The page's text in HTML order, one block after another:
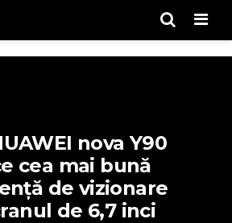
nova Y90
cea mai bună
de vizionare
de 6,7 inci